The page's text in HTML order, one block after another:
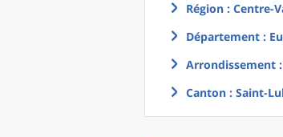
Région : Centre-
Département :
Arrondissement
Canton : Saint-